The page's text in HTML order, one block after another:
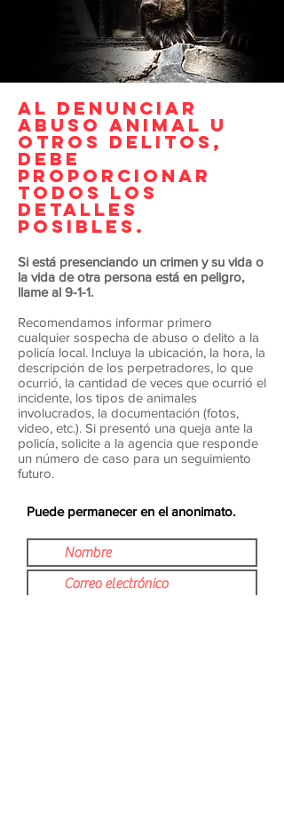
AL DENUNCIAR
ABUSO ANIMAL U
OTROS DELITOS,
DEBE
PROPORCIONAR
TODOS LOS
DETALLES
POSIBLES.
Si está presenciando un crimen y su vida o
la vida de otra persona está en peligro,
llame al 9-1-1.
Recomendamos informar primero
cualquier sospecha de abuso o delito a la
policía local. Incluya la ubicación, la hora, la
descripción de los perpetradores, lo que
ocurrió, la cantidad de veces que ocurrió el
incidente, los tipos de animales
involucrados, la documentación (fotos,
video, etc.). Si presentó una queja ante la
policía, solicite a la agencia que responde
un número de caso para un seguimiento
futuro.
Puede permanecer en el anonimato.